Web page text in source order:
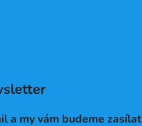
a my vám budeme